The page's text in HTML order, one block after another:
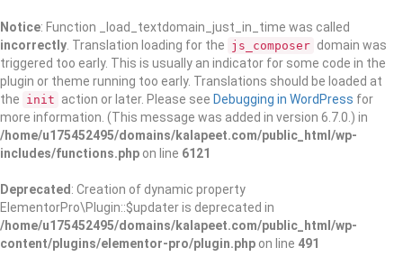
Notice: Function _load_textdomain_just_in_time was called
incorrectly . Translation loading for the js_composer domain was
triggered too early. This is usually an indicator for some code in the
plugin or theme running too early. Translations should be loaded at
the init action or later. Please see Debugging in WordPress for
more information. (This message was added in version 6.7.0.) in
/home/u175452495/domains/kalapeet.com/public_html/wp-
includes/functions.php on line 6121
Deprecated : Creation of dynamic property
ElementorPro\Plugin::$updater is deprecated in
/home/u175452495/domains/kalapeet.com/public_html/wp-
content/plugins/elementor-pro/plugin.php on line 491